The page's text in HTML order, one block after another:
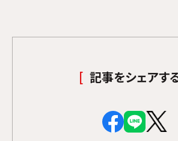
記事をシェアす